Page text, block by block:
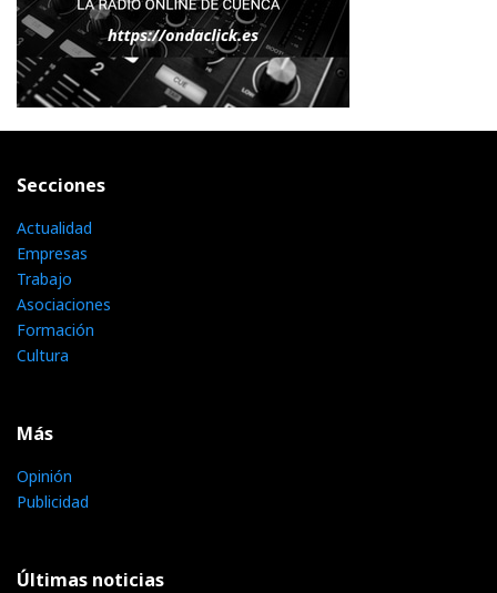
Secciones
Actualidad
Empresas
Trabajo
Asociaciones
Formación
Cultura
Más
Opinión
Publicidad
Últimas noticias